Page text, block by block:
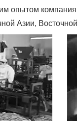
опытом компания
Азии,